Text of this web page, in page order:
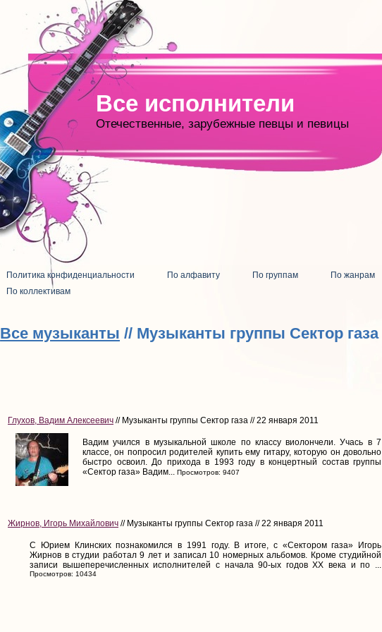
Все исполнители
Отечественные, зарубежные певцы и певицы
Политика конфиденциальности По алфавиту По группам По жанрам
По коллективам
Все музыканты // Музыканты группы Сектор газа
Глухов, Вадим Алексеевич // Музыканты группы Сектор газа // 22 января 2011
Вадим учился в музыкальной школе по классу виолончели. Учась в 7
классе, он попросил родителей купить ему гитару, которую он довольно
быстро освоил. До прихода в 1993 году в концертный состав группы
«Сектор газа» Вадим... Просмотров: 9407
Жирнов, Игорь Михайлович // Музыканты группы Сектор газа // 22 января 2011
С Юрием Клинских познакомился в 1991 году. В итоге, с «Сектором газа» Игорь
Жирнов в студии работал 9 лет и записал 10 номерных альбомов. Кроме студийной
записи вышеперечисленных исполнителей с начала 90-ых годов XX века и по ...
Просмотров: 10434